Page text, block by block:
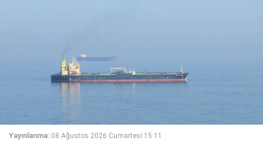
Yayınlanma: 08 Ağustos 2026 Cumartesi 15:11